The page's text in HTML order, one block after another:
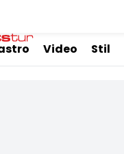
Video Stil